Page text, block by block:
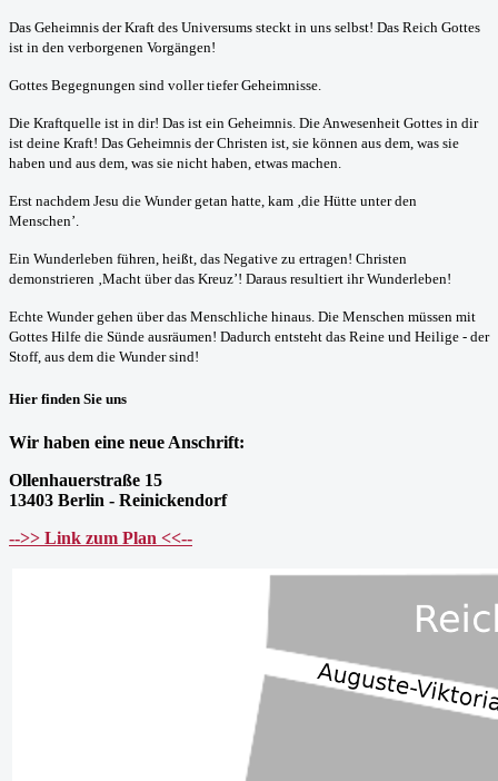
Das Geheimnis der Kraft des Universums steckt in uns selbst! Das Reich Gottes
ist in den verborgenen Vorgängen!
Gottes Begegnungen sind voller tiefer Geheimnisse.
Die Kraftquelle ist in dir! Das ist ein Geheimnis. Die Anwesenheit Gottes in dir
ist deine Kraft! Das Geheimnis der Christen ist, sie können aus dem, was sie
haben und aus dem, was sie nicht haben, etwas machen.
Erst nachdem Jesu die Wunder getan hatte, kam ‚die Hütte unter den
Menschen’.
Ein Wunderleben führen, heißt, das Negative zu ertragen! Christen
demonstrieren ‚Macht über das Kreuz’! Daraus resultiert ihr Wunderleben!
Echte Wunder gehen über das Menschliche hinaus. Die Menschen müssen mit
Gottes Hilfe die Sünde ausräumen! Dadurch entsteht das Reine und Heilige - der
Stoff, aus dem die Wunder sind!
Hier finden Sie uns
Wir haben eine neue Anschrift:
Ollenhauerstraße 15
13403 Berlin - Reinickendorf
-->> Link zum Plan <<--